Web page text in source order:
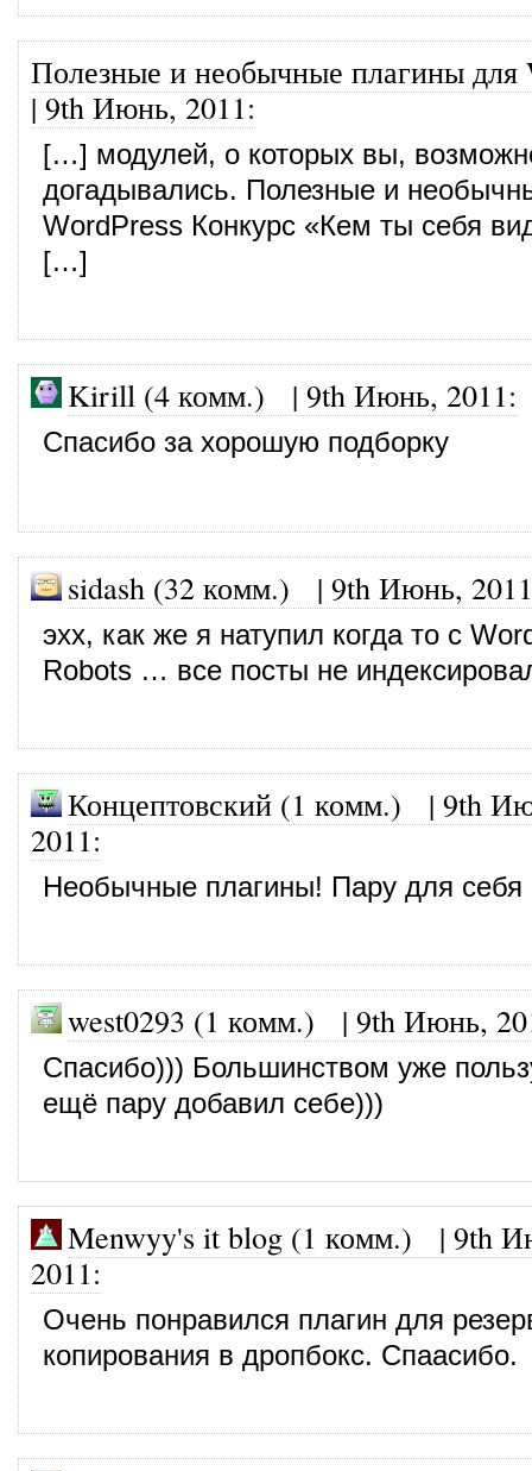
Полезные и необычные плагины для
|9th Июнь, 2011:
[…] модулей, о которых вы,
догадывались. Полезные и
WordPress Конкурс «Кем ты себя
[…]
Kirill (4 комм.) | 9th Июнь, 2011:
Спасибо за хорошую подборку
sidash (32 комм.) | 9th Июнь, 2011
эхх, как же я натупил когда то с
Robots … все посты не
Концептовский (1 комм.) | 9th
2011:
Необычные плагины! Пару для себя
west0293 (1 комм.) | 9th Июнь,
Спасибо))) Большинством уже
ещё пару добавил себе)))
Menwyy's it blog (1 комм.) | 9th
2011:
Очень понравился плагин для
копирования в дропбокс. Спаасибо.